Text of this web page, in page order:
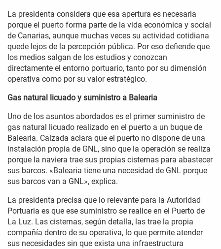
La presidenta considera que esa apertura es necesaria
porque el puerto forma parte de la vida económica y social
de Canarias, aunque muchas veces su actividad cotidiana
quede lejos de la percepción pública. Por eso defiende que
los medios salgan de los estudios y conozcan
directamente el entorno portuario, tanto por su dimensión
operativa como por su valor estratégico.
Gas natural licuado y suministro a Balearia
Uno de los asuntos abordados es el primer suministro de
gas natural licuado realizado en el puerto a un buque de
Balearia. Calzada aclara que el puerto no dispone de una
instalación propia de GNL, sino que la operación se realiza
porque la naviera trae sus propias cisternas para abastecer
sus barcos. «Balearia tiene una necesidad de GNL porque
sus barcos van a GNL», explica.
La presidenta precisa que lo relevante para la Autoridad
Portuaria es que ese suministro se realice en el Puerto de
La Luz. Las cisternas, según detalla, las trae la propia
compañía dentro de su operativa, lo que permite atender
sus necesidades sin que exista una infraestructura